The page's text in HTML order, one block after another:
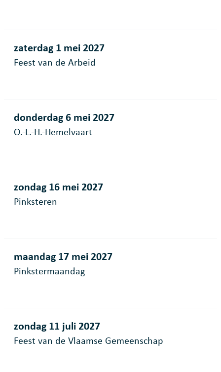
zaterdag 1 mei 2027
Feest van de Arbeid
donderdag 6 mei 2027
O.-L.-H.-Hemelvaart
zondag 16 mei 2027
Pinksteren
maandag 17 mei 2027
Pinkstermaandag
zondag 11 juli 2027
Feest van de Vlaamse Gemeenschap